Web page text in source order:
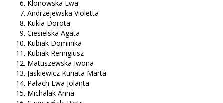
Klonowska Ewa
Andrzejewska Violetta
Kukla Dorota
Ciesielska Agata
Kubiak Dominika
Kubiak Remigiusz
Matuszewska Iwona
Jaskiewicz Kuriata Marta
Pałach Ewa Jolanta
Michalak Anna